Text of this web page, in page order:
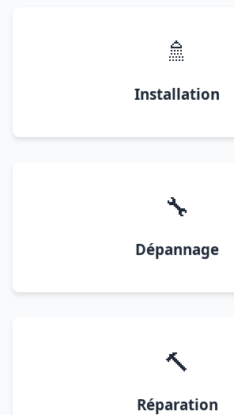
🚿
Installation
🔧
Dépannage
🔨
Réparation